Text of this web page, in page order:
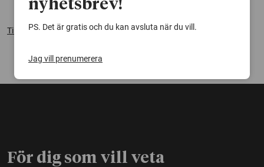
Tillbaka till ordlistan
För dig som vill veta
nyhetsbrev!
PS. Det är gratis och du kan avsluta när du vill.
Jag vill prenumerera